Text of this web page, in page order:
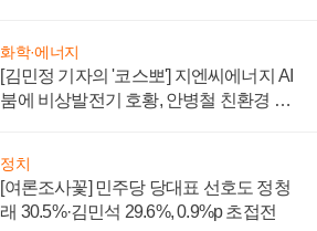
화학·에너지
[김민정 기자의 '코스뽀'] 지엔씨에너지 AI
붐에 비상발전기 호황, 안병철 친환경 에
정치
[여론조사꽃] 민주당 당대표 선호도 정청
래 30.5%·김민석 29.6%, 0.9%p 초접전